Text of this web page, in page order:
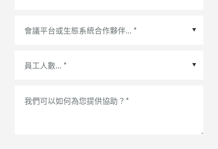
會議平台或生態系統合作夥伴
我們可以如何為您提供協助？ *